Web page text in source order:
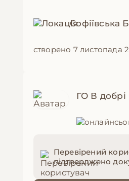
Софіївська
створено 7 листопада
ГО В добрі
Перевірений
підтверджено